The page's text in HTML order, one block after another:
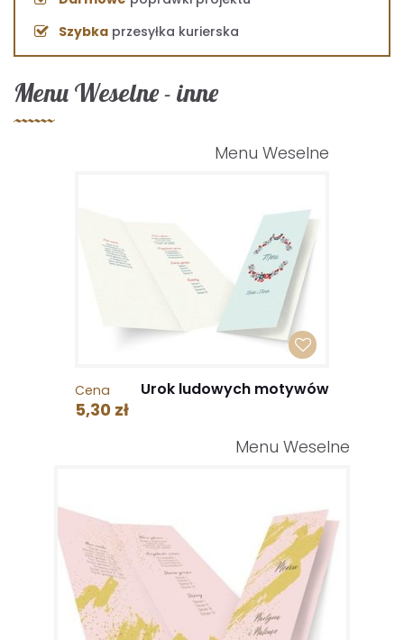
Menu Weselne - inne
Menu Weselne
Cena
5,30 zł
Urok ludowych motywów
Menu Weselne
Szybka przesyłka kurierska